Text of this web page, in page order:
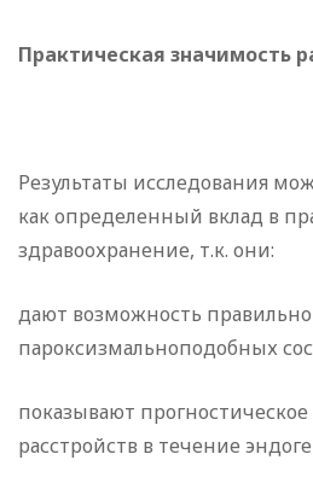
Практическая значимость
Результаты исследования
как определенный вклад в
здравоохранение, т.к. они:
дают возможность
пароксизмальноподобных
показывают
расстройств в течение